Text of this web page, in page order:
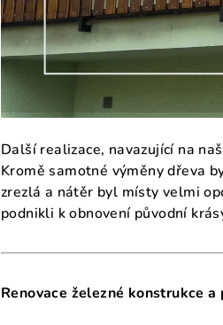
Další realizace, navazující na
Kromě samotné výměny dřeva
zrezlá a nátěr byl místy velmi
podnikli k obnovení původní
Renovace železné konstrukce